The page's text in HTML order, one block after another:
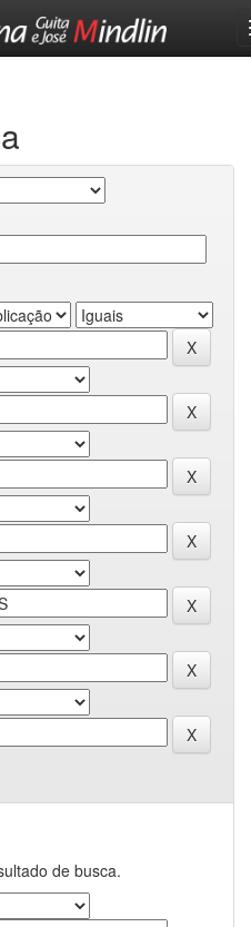
de busca.